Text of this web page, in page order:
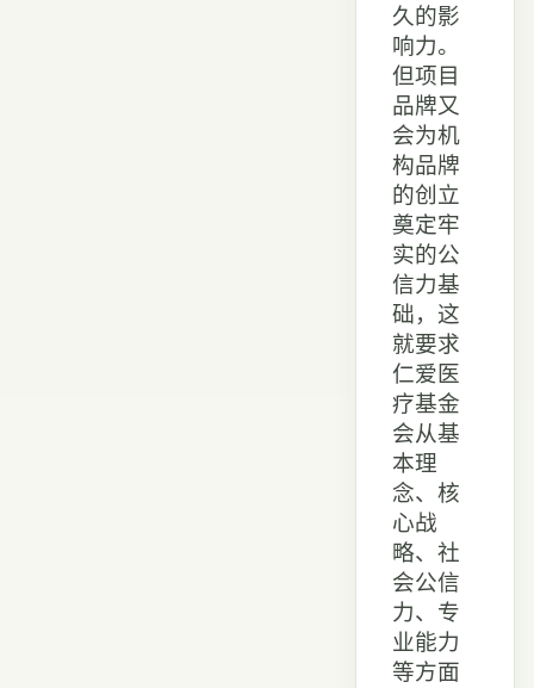
久的影
响力。
但项目
品牌又
会为机
构品牌
的创立
奠定牢
实的公
信力基
础，这
就要求
仁爱医
疗基金
会从基
本理
念、核
心战
略、社
会公信
力、专
业能力
等方面